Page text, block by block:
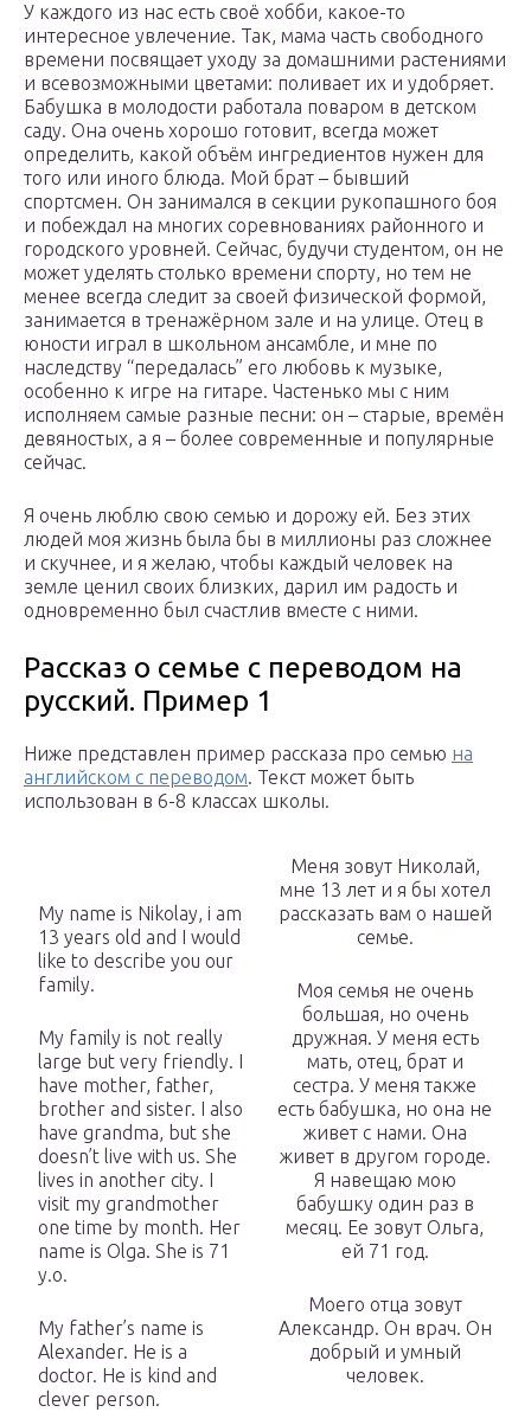
У каждого из нас есть своё хобби, какое-то
интересное увлечение. Так, мама часть свободного
времени посвящает уходу за домашними растениями
и всевозможными цветами: поливает их и удобряет.
Бабушка в молодости работала поваром в детском
саду. Она очень хорошо готовит, всегда может
определить, какой объём ингредиентов нужен для
того или иного блюда. Мой брат – бывший
спортсмен. Он занимался в секции рукопашного боя
и побеждал на многих соревнованиях районного и
городского уровней. Сейчас, будучи студентом, он не
может уделять столько времени спорту, но тем не
менее всегда следит за своей физической формой,
занимается в тренажёрном зале и на улице. Отец в
юности играл в школьном ансамбле, и мне по
наследству “передалась” его любовь к музыке,
особенно к игре на гитаре. Частенько мы с ним
исполняем самые разные песни: он – старые, времён
девяностых, а я – более современные и популярные
сейчас.
Я очень люблю свою семью и дорожу ей. Без этих
людей моя жизнь была бы в миллионы раз сложнее
и скучнее, и я желаю, чтобы каждый человек на
земле ценил своих близких, дарил им радость и
одновременно был счастлив вместе с ними.
Рассказ о семье с переводом на
русский. Пример 1
Ниже представлен пример рассказа про семью на
английском с переводом. Текст может быть
использован в 6-8 классах школы.
My name is Nikolay, i am
13 years old and I would
like to describe you our
family.
My family is not really
large but very friendly. I
have mother, father,
brother and sister. I also
have grandma, but she
doesn’t live with us. She
lives in another city. I
visit my grandmother
one time by month. Her
name is Olga. She is 71
y.o.
My father’s name is
Alexander. He is a
doctor. He is kind and
clever person.
Меня зовут Николай,
мне 13 лет и я бы хотел
рассказать вам о нашей
семье.
Моя семья не очень
большая, но очень
дружная. У меня есть
мать, отец, брат и
сестра. У меня также
есть бабушка, но она не
живет с нами. Она
живет в другом городе.
Я навещаю мою
бабушку один раз в
месяц. Ее зовут Ольга,
ей 71 год.
Моего отца зовут
Александр. Он врач. Он
добрый и умный
человек.